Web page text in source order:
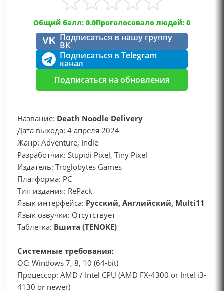
Общий балл: 0.0Проголосовало людей: 0
VK Подписаться в нашу группу
ВК
Подписаться в Telegram
канал
Подписаться на обновления
Название: Death Noodle Delivery
Дата выхода: 4 апреля 2024
Жанр: Adventure, Indie
Разработчик: Stupidi Pixel, Tiny Pixel
Издатель: Troglobytes Games
Платформа: PC
Тип издания: RePack
Язык интерфейса: Русский, Английский, Multi11
Язык озвучки: Отсутствует
Таблетка: Вшита (TENOKE)
Системные требования:
ОС: Windows 7, 8, 10 (64-bit)
Процессор: AMD / Intel CPU (AMD FX-4300 or Intel i3-
4130 or newer)